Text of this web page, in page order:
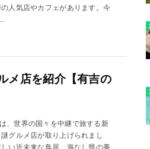
人気店やカフェがあります。今
メ店を紹介【有吉の
、世界の国々を中継で旅する新
グルメ店が取り上げられまし
い近未来な鳥居、海なし県の養